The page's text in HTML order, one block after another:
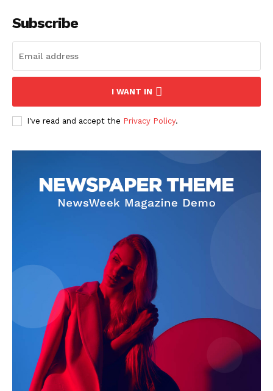
Subscribe
I WANT IN
I've read and accept the Privacy Policy.